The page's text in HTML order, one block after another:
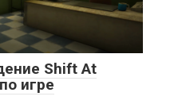
Shift At
игре